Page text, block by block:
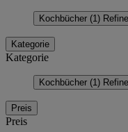
Kochbücher (1)
Kategorie
Kategorie
Kochbücher (1)
Preis
Preis